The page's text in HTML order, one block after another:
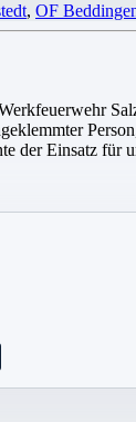
, OF
der Einsatz für